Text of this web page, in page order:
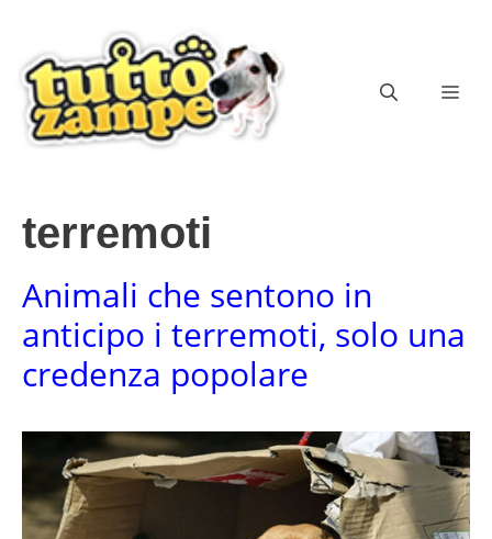
contenuto
terremoti
Animali che sentono in
anticipo i terremoti, solo una
credenza popolare